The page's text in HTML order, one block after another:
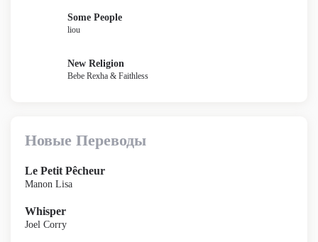
Some People
liou
New Religion
Bebe Rexha & Faithless
Новые Переводы
Le Petit Pêcheur
Manon Lisa
Whisper
Joel Corry